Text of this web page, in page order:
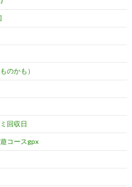
のかも）
回収日
コースgpx